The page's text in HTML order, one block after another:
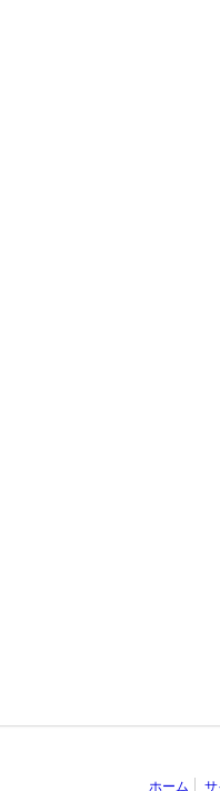
ホーム